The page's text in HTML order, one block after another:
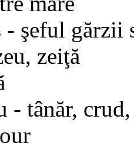
- şeful gărzii
zeiţă
- tânăr,